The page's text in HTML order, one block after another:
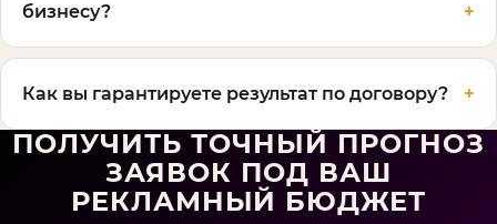
бизнесу?
Как вы гарантируете результат по договору?
ПОЛУЧИТЬ ТОЧНЫЙ ПРОГНОЗ
ЗАЯВОК ПОД ВАШ
РЕКЛАМНЫЙ БЮДЖЕТ